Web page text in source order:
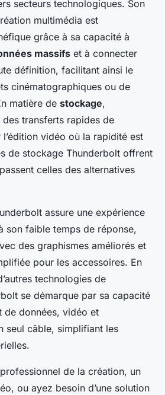
secteurs technologiques. Son
multimédia est
grâce à sa capacité à
massifs et à connecter
définition, facilitant ainsi le
cinématographiques ou de
matière de stockage,
transferts rapides de
vidéo où la rapidité est
de stockage Thunderbolt offrent
celles des alternatives
assure une expérience
son faible temps de réponse,
des graphismes améliorés et
pour les accessoires. En
technologies de
se démarque par sa capacité
de données, vidéo et
seul câble, simplifiant les
de la création, un
ou ayez besoin d’une solution